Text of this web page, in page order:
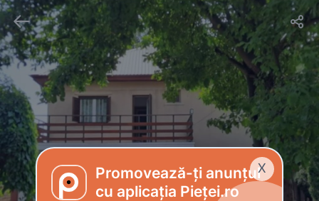
 
X
Promovează-ți anunțul
cu aplicația Pieței.ro